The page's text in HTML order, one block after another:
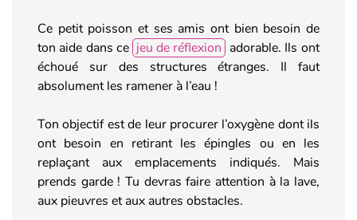
Ce petit poisson et ses amis ont bien besoin de
ton aide dans ce jeu de réflexion adorable. Ils ont
échoué sur des structures étranges. Il faut
absolument les ramener à l’eau !
Ton objectif est de leur procurer l’oxygène dont ils
ont besoin en retirant les épingles ou en les
replaçant aux emplacements indiqués. Mais
prends garde ! Tu devras faire attention à la lave,
aux pieuvres et aux autres obstacles.